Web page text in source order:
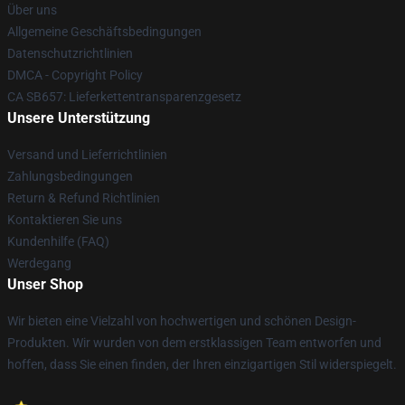
Über uns
Allgemeine Geschäftsbedingungen
Datenschutzrichtlinien
DMCA - Copyright Policy
CA SB657: Lieferkettentransparenzgesetz
Unsere Unterstützung
Versand und Lieferrichtlinien
Zahlungsbedingungen
Return & Refund Richtlinien
Kontaktieren Sie uns
Kundenhilfe (FAQ)
Werdegang
Unser Shop
Wir bieten eine Vielzahl von hochwertigen und schönen Design-
Produkten. Wir wurden von dem erstklassigen Team entworfen und
hoffen, dass Sie einen finden, der Ihren einzigartigen Stil widerspiegelt.